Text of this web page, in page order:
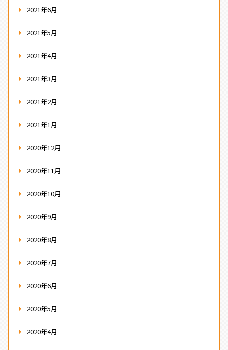
2021年6月
2021年5月
2021年4月
2021年3月
2021年2月
2021年1月
2020年12月
2020年11月
2020年10月
2020年9月
2020年8月
2020年7月
2020年6月
2020年5月
2020年4月